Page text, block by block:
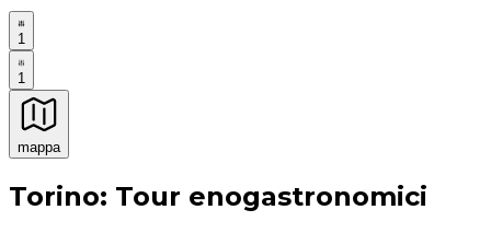
1
1
mappa
Esperienze culinarie indimenticabili: Esperienze
Torino: Tour enogastronomici